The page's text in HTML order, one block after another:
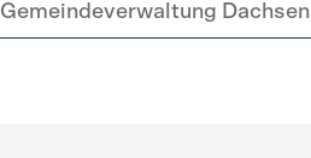
Gemeindeverwaltung Dachsen